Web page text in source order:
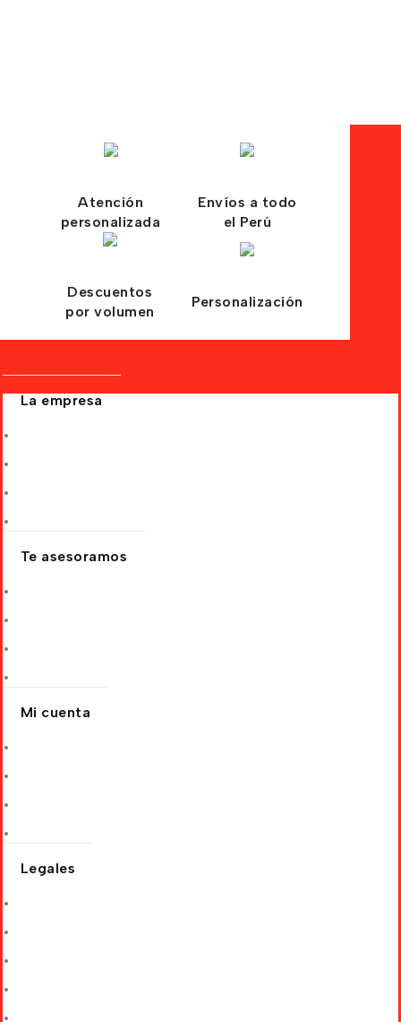
Atención
personalizada
Envíos a todo
el Perú
Descuentos
por volumen
Personalización
La empresa
Te asesoramos
Mi cuenta
Legales